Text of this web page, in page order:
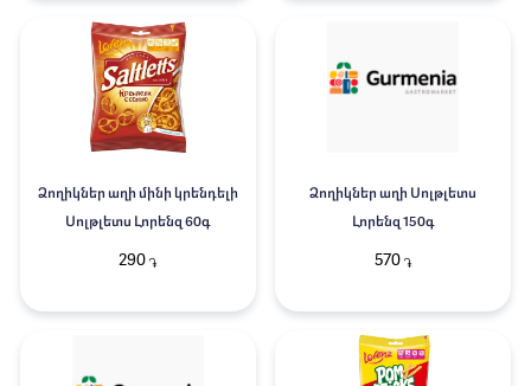
Ձողիկներ աղի մինի կրենդելի
Սոլթլետս Լորենզ 60գ
290 ֏
Ձողիկներ աղի Սոլթլետս
Լորենզ 150գ
570 ֏